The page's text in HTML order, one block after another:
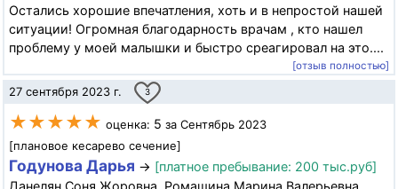
Остались хорошие впечатления, хоть и в непростой нашей
ситуации! Огромная благодарность врачам , кто нашел
проблему у моей малышки и быстро среагировал на это....
[отзыв полностью]
27 сентября 2023 г. 3
★★★★★ оценка: 5 за Сентябрь 2023
[плановое кесарево сечение]
Годунова Дарья → [платное пребывание: 200 тыс.руб]
Данелян Соня Жоровна, Ромашина Марина Валерьевна,